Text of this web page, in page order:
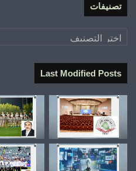
تصنيفات
تصنيفات
Last Modified Posts